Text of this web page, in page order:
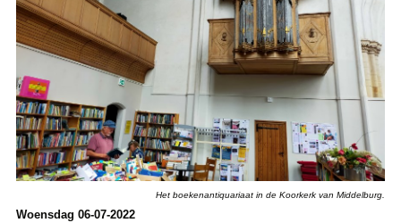
Het boekenantiquariaat in de Koorkerk van Middelburg.
Woensdag 06-07-2022